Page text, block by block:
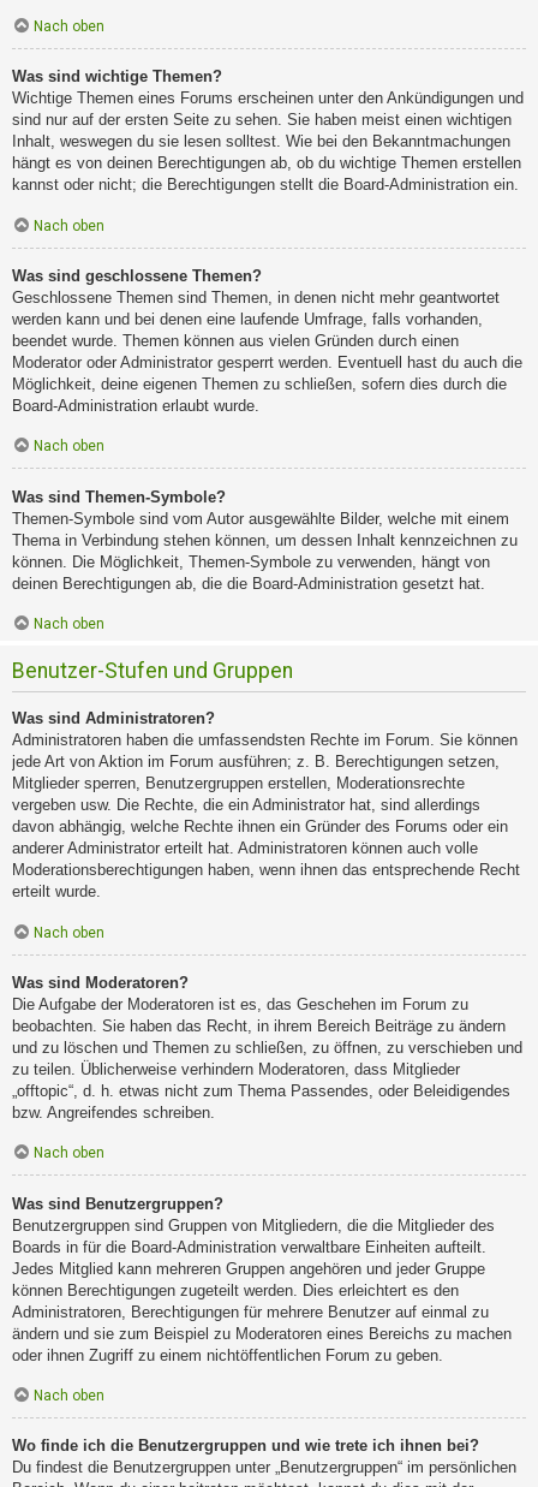
Nach oben
Was sind wichtige Themen?
Wichtige Themen eines Forums erscheinen unter den Ankündigungen und
sind nur auf der ersten Seite zu sehen. Sie haben meist einen wichtigen
Inhalt, weswegen du sie lesen solltest. Wie bei den Bekanntmachungen
hängt es von deinen Berechtigungen ab, ob du wichtige Themen erstellen
kannst oder nicht; die Berechtigungen stellt die Board-Administration ein.
Nach oben
Was sind geschlossene Themen?
Geschlossene Themen sind Themen, in denen nicht mehr geantwortet
werden kann und bei denen eine laufende Umfrage, falls vorhanden,
beendet wurde. Themen können aus vielen Gründen durch einen
Moderator oder Administrator gesperrt werden. Eventuell hast du auch die
Möglichkeit, deine eigenen Themen zu schließen, sofern dies durch die
Board-Administration erlaubt wurde.
Nach oben
Was sind Themen-Symbole?
Themen-Symbole sind vom Autor ausgewählte Bilder, welche mit einem
Thema in Verbindung stehen können, um dessen Inhalt kennzeichnen zu
können. Die Möglichkeit, Themen-Symbole zu verwenden, hängt von
deinen Berechtigungen ab, die die Board-Administration gesetzt hat.
Nach oben
Benutzer-Stufen und Gruppen
Was sind Administratoren?
Administratoren haben die umfassendsten Rechte im Forum. Sie können
jede Art von Aktion im Forum ausführen; z. B. Berechtigungen setzen,
Mitglieder sperren, Benutzergruppen erstellen, Moderationsrechte
vergeben usw. Die Rechte, die ein Administrator hat, sind allerdings
davon abhängig, welche Rechte ihnen ein Gründer des Forums oder ein
anderer Administrator erteilt hat. Administratoren können auch volle
Moderationsberechtigungen haben, wenn ihnen das entsprechende Recht
erteilt wurde.
Nach oben
Was sind Moderatoren?
Die Aufgabe der Moderatoren ist es, das Geschehen im Forum zu
beobachten. Sie haben das Recht, in ihrem Bereich Beiträge zu ändern
und zu löschen und Themen zu schließen, zu öffnen, zu verschieben und
zu teilen. Üblicherweise verhindern Moderatoren, dass Mitglieder
„offtopic“, d. h. etwas nicht zum Thema Passendes, oder Beleidigendes
bzw. Angreifendes schreiben.
Nach oben
Was sind Benutzergruppen?
Benutzergruppen sind Gruppen von Mitgliedern, die die Mitglieder des
Boards in für die Board-Administration verwaltbare Einheiten aufteilt.
Jedes Mitglied kann mehreren Gruppen angehören und jeder Gruppe
können Berechtigungen zugeteilt werden. Dies erleichtert es den
Administratoren, Berechtigungen für mehrere Benutzer auf einmal zu
ändern und sie zum Beispiel zu Moderatoren eines Bereichs zu machen
oder ihnen Zugriff zu einem nichtöffentlichen Forum zu geben.
Nach oben
Wo finde ich die Benutzergruppen und wie trete ich ihnen bei?
Du findest die Benutzergruppen unter „Benutzergruppen“ im persönlichen